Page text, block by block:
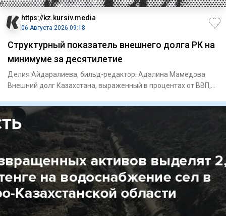
https://kz.kursiv.media
06 Августа 2026 09:18
Структурный показатель внешнего долга РК на
минимуме за десятилетие
Делия Айдаралиева, бильд-редактор: Адэлина Мамедова
Внешний долг Казахстана, выраженный в процентах от ВВП,